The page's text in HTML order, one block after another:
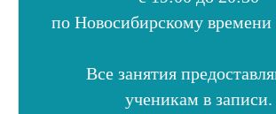
по Новосибирскому
Все занятия
ученикам в записи.